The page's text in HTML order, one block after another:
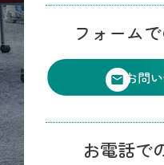
フォーム
お問
お電話で